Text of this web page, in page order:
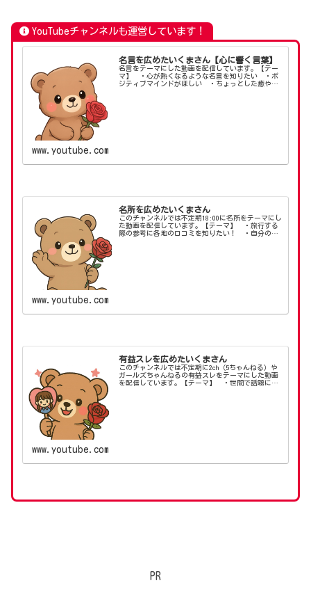
YouTubeチャンネルも運営しています！
名言を広めたいくまさん【心に響く言葉】
名言をテーマにした動画を配信しています。【テー
マ】 ・心が熱くなるような名言を知りたい ・ポ
ジティブマインドがほしい ・ちょっとした癒やし
www.youtube.com
名所を広めたいくまさん
このチャンネルでは不定期18:00に名所をテーマにし
た動画を配信しています。【テーマ】 ・旅行する
際の参考に各地の口コミを知りたい！ ・自分の知
www.youtube.com
有益スレを広めたいくまさん
このチャンネルでは不定期に2ch（5ちゃんねる）や
ガールズちゃんねるの有益スレをテーマにした動画
を配信しています。【テーマ】 ・世間で話題にな
www.youtube.com
PR